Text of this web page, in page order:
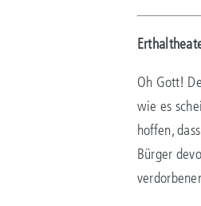
Oh Gott!
wie es
hoffen,
Bürger